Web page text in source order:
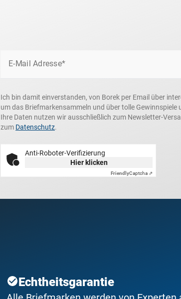
E-Mail Adresse*
Ich bin damit einverstanden, von Borek per Email über
um das Briefmarkensammeln und über tolle
Ihre Daten nutzen wir ausschließlich zum Newsletter-
zum Datenschutz.
Anti-Roboter-Verifizierung
Hier klicken
FriendlyCaptcha ⇗
Echtheitsgarantie